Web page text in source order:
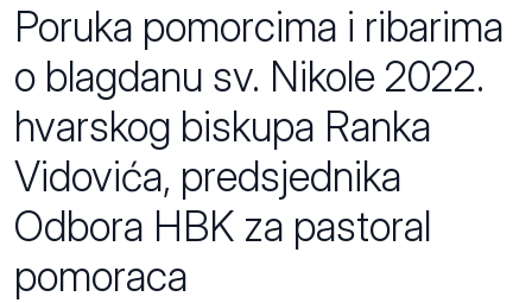
Poruka pomorcima i ribarima
o blagdanu sv. Nikole 2022.
hvarskog biskupa Ranka
Vidovića, predsjednika
Odbora HBK za pastoral
pomoraca